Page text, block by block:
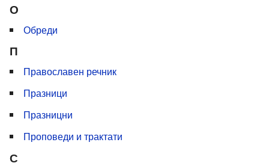
О
Обреди
П
Православен речник
Празници
Празницни
Проповеди и трактати
С